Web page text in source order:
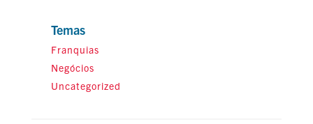
Temas
Franquias
Negócios
Uncategorized